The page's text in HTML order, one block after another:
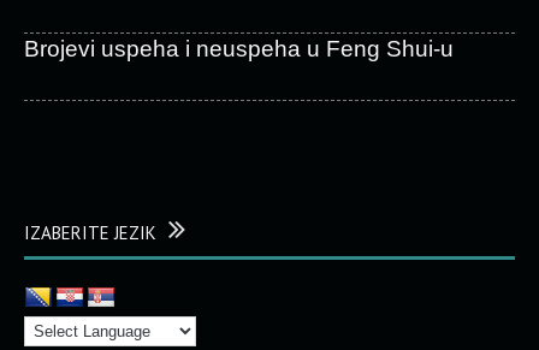
Brojevi uspeha i neuspeha u Feng Shui-u
IZABERITE JEZIK